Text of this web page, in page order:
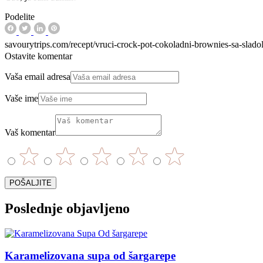
Podelite
savourytrips.com/recept/vruci-crock-pot-cokoladni-brownies-sa-
Ostavite komentar
Vaša email adresa
Vaše ime
Vaš komentar
Poslednje objavljeno
Karamelizovana supa od šargarepe